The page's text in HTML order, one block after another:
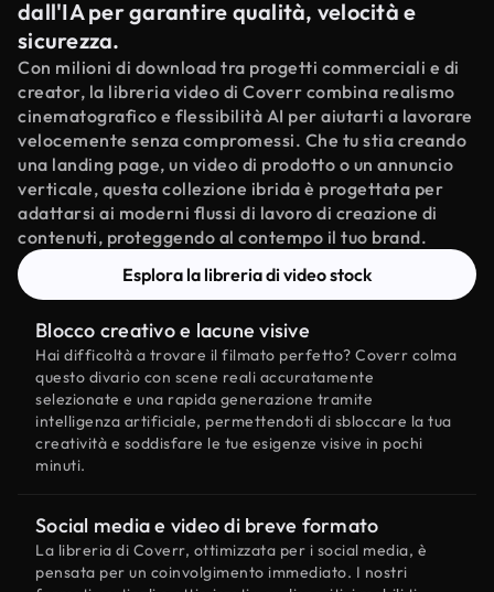
dall'IA per garantire qualità, velocità e
sicurezza.
Con milioni di download tra progetti commerciali e di
creator, la libreria video di Coverr combina realismo
cinematografico e flessibilità AI per aiutarti a lavorare
velocemente senza compromessi. Che tu stia creando
una landing page, un video di prodotto o un annuncio
verticale, questa collezione ibrida è progettata per
adattarsi ai moderni flussi di lavoro di creazione di
contenuti, proteggendo al contempo il tuo brand.
Esplora la libreria di video stock
Blocco creativo e lacune visive
Hai difficoltà a trovare il filmato perfetto? Coverr colma
questo divario con scene reali accuratamente
selezionate e una rapida generazione tramite
intelligenza artificiale, permettendoti di sbloccare la tua
creatività e soddisfare le tue esigenze visive in pochi
minuti.
Social media e video di breve formato
La libreria di Coverr, ottimizzata per i social media, è
pensata per un coinvolgimento immediato. I nostri